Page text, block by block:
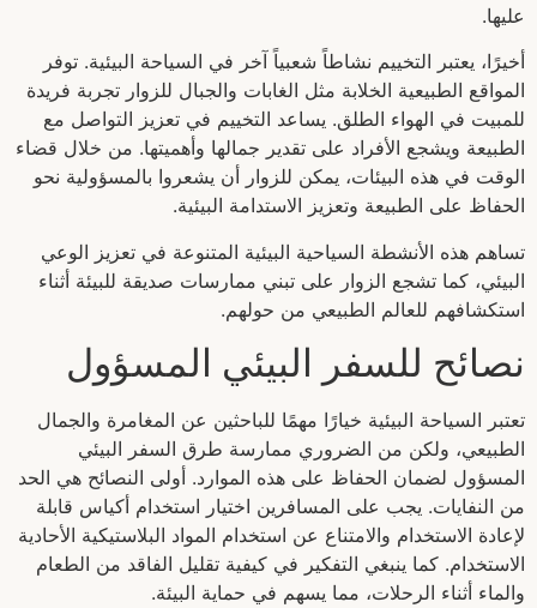
عليها.
أخيرًا، يعتبر التخييم نشاطاً شعبياً آخر في السياحة البيئية. توفر
المواقع الطبيعية الخلابة مثل الغابات والجبال للزوار تجربة فريدة
للمبيت في الهواء الطلق. يساعد التخييم في تعزيز التواصل مع
الطبيعة ويشجع الأفراد على تقدير جمالها وأهميتها. من خلال قضاء
الوقت في هذه البيئات، يمكن للزوار أن يشعروا بالمسؤولية نحو
الحفاظ على الطبيعة وتعزيز الاستدامة البيئية.
تساهم هذه الأنشطة السياحية البيئية المتنوعة في تعزيز الوعي
البيئي، كما تشجع الزوار على تبني ممارسات صديقة للبيئة أثناء
استكشافهم للعالم الطبيعي من حولهم.
نصائح للسفر البيئي المسؤول
تعتبر السياحة البيئية خيارًا مهمًا للباحثين عن المغامرة والجمال
الطبيعي، ولكن من الضروري ممارسة طرق السفر البيئي
المسؤول لضمان الحفاظ على هذه الموارد. أولى النصائح هي الحد
من النفايات. يجب على المسافرين اختيار استخدام أكياس قابلة
لإعادة الاستخدام والامتناع عن استخدام المواد البلاستيكية الأحادية
الاستخدام. كما ينبغي التفكير في كيفية تقليل الفاقد من الطعام
والماء أثناء الرحلات، مما يسهم في حماية البيئة.